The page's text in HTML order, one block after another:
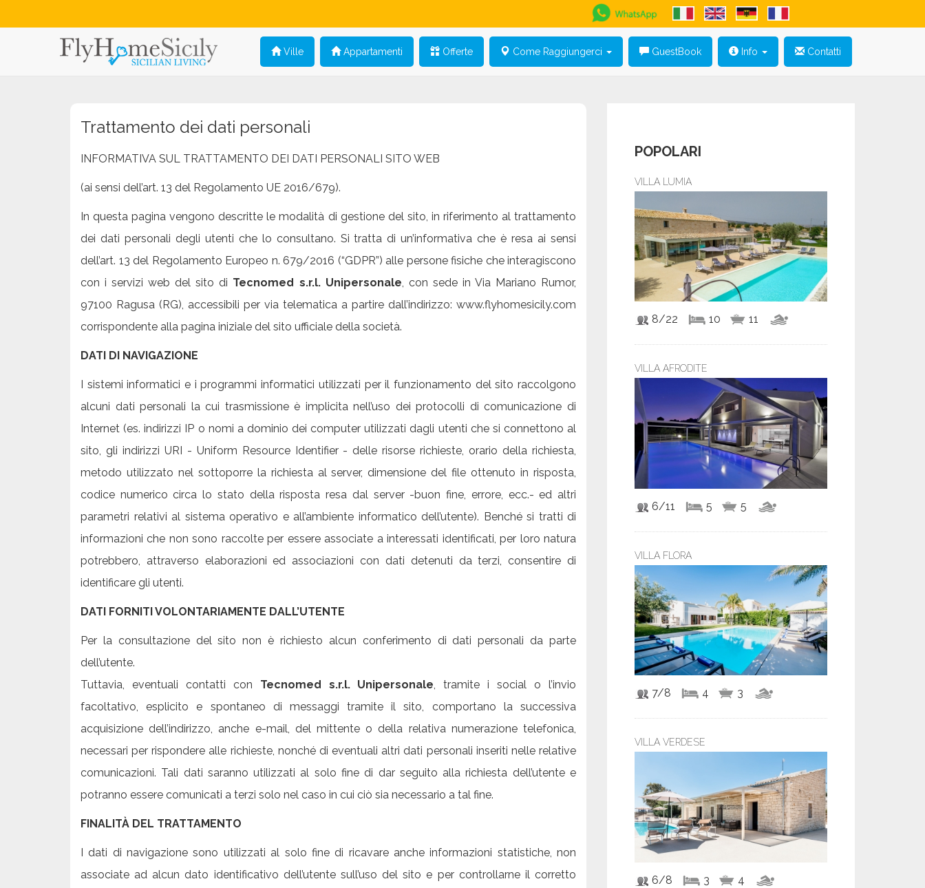
Ville Appartamenti Offerte Come Raggiungerci GuestBook Info Contatti
Trattamento dei dati personali
INFORMATIVA SUL TRATTAMENTO DEI DATI PERSONALI SITO WEB
(ai sensi dell’art. 13 del Regolamento UE 2016/679).
In questa pagina vengono descritte le modalità di gestione del sito, in riferimento al trattamento
dei dati personali degli utenti che lo consultano. Si tratta di un’informativa che è resa ai sensi
dell’art. 13 del Regolamento Europeo n. 679/2016 (“GDPR”) alle persone fisiche che interagiscono
con i servizi web del sito di Tecnomed s.r.l. Unipersonale, con sede in Via Mariano Rumor,
97100 Ragusa (RG), accessibili per via telematica a partire dall’indirizzo: www.flyhomesicily.com
corrispondente alla pagina iniziale del sito ufficiale della società.
DATI DI NAVIGAZIONE
I sistemi informatici e i programmi informatici utilizzati per il funzionamento del sito raccolgono
alcuni dati personali la cui trasmissione è implicita nell’uso dei protocolli di comunicazione di
Internet (es. indirizzi IP o nomi a dominio dei computer utilizzati dagli utenti che si connettono al
sito, gli indirizzi URI - Uniform Resource Identifier - delle risorse richieste, orario della richiesta,
metodo utilizzato nel sottoporre la richiesta al server, dimensione del file ottenuto in risposta,
codice numerico circa lo stato della risposta resa dal server -buon fine, errore, ecc.- ed altri
parametri relativi al sistema operativo e all’ambiente informatico dell’utente). Benché si tratti di
informazioni che non sono raccolte per essere associate a interessati identificati, per loro natura
potrebbero, attraverso elaborazioni ed associazioni con dati detenuti da terzi, consentire di
identificare gli utenti.
DATI FORNITI VOLONTARIAMENTE DALL’UTENTE
Per la consultazione del sito non è richiesto alcun conferimento di dati personali da parte
dell’utente.
Tuttavia, eventuali contatti con Tecnomed s.r.l. Unipersonale, tramite i social o l’invio
facoltativo, esplicito e spontaneo di messaggi tramite il sito, comportano la successiva
acquisizione dell’indirizzo, anche e-mail, del mittente o della relativa numerazione telefonica,
necessari per rispondere alle richieste, nonché di eventuali altri dati personali inseriti nelle relative
comunicazioni. Tali dati saranno utilizzati al solo fine di dar seguito alla richiesta dell’utente e
potranno essere comunicati a terzi solo nel caso in cui ciò sia necessario a tal fine.
FINALITÀ DEL TRATTAMENTO
I dati di navigazione sono utilizzati al solo fine di ricavare anche informazioni statistiche, non
associate ad alcun dato identificativo dell’utente sull’uso del sito e per controllarne il corretto
POPOLARI
VILLA LUMIA
8/22 10 11
VILLA AFRODITE
6/11 5 5
VILLA FLORA
7/8 4 3
VILLA VERDESE
6/8 3 4